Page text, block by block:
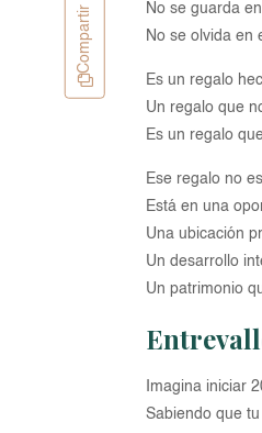
Compartir
No se guarda
No se olvida en
Es un regalo
Un regalo que
Es un regalo
Ese regalo no
Está en una
Una ubicación
Un desarrollo
Un patrimonio
Imagina iniciar
Sabiendo que